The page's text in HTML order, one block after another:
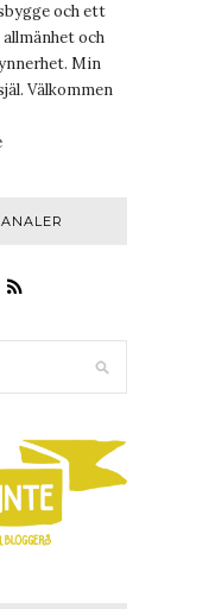
och ett
och
Min
Välkommen